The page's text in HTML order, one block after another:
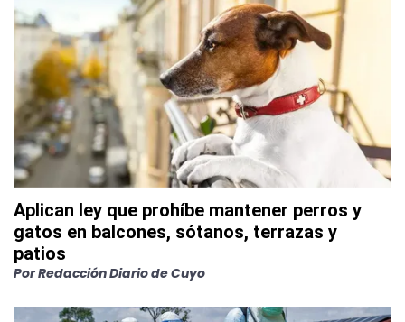
Aplican ley que prohíbe mantener perros y
gatos en balcones, sótanos, terrazas y
patios
PorRedacción Diario de Cuyo